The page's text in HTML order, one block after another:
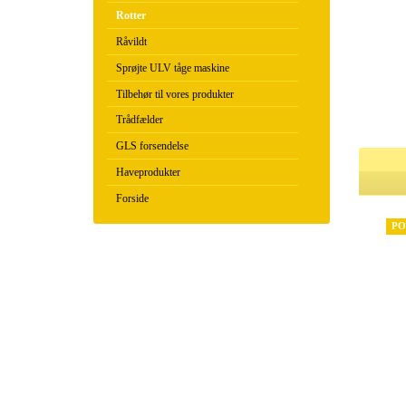
Rotter
Råvildt
Sprøjte ULV tåge maskine
Tilbehør til vores produkter
Trådfælder
GLS forsendelse
Haveprodukter
Forside